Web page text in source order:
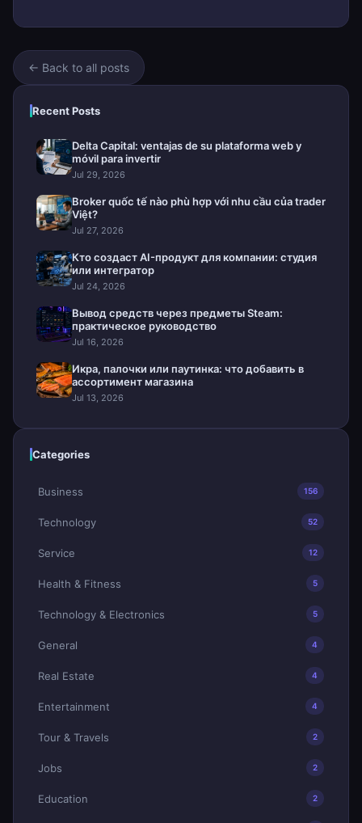
← Back to all posts
Recent Posts
Delta Capital: ventajas de su plataforma web y
móvil para invertir
Jul 29, 2026
Broker quốc tế nào phù hợp với nhu cầu của trader
Việt?
Jul 27, 2026
Кто создаст AI-продукт для компании: студия
или интегратор
Jul 24, 2026
Вывод средств через предметы Steam:
практическое руководство
Jul 16, 2026
Икра, палочки или паутинка: что добавить в
ассортимент магазина
Jul 13, 2026
Categories
Business 156
Technology 52
Service 12
Health & Fitness 5
Technology & Electronics 5
General 4
Real Estate 4
Entertainment 4
Tour & Travels 2
Jobs 2
Education 2